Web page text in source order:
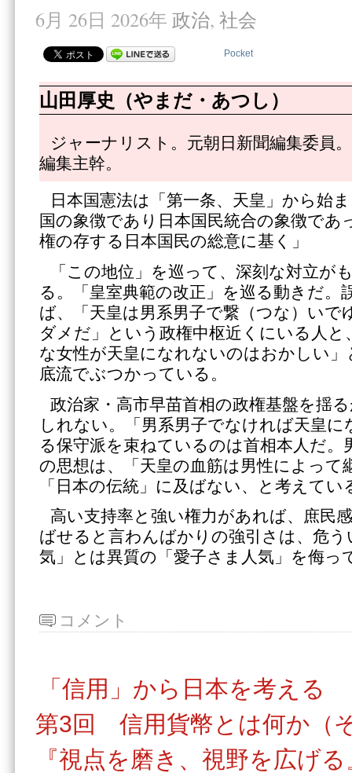
6月 26日 2026年 政治, 社会
Pocket
山田厚史（やまだ・あつし）
ジャーナリスト。元朝日新聞編集委員
編集主幹。
日本国憲法は「第一条、天皇」から始
国の象徴であり日本国民統合の象徴であ
権の存する日本国民の総意に基く」
「この地位」を巡って、深刻な対立が
る。「皇室典範の改正」を巡る動きだ。
ば、「天皇は男系男子で繋（つな）いで
ダメだ」という政権中枢近くにいる人と
な女性が天皇になれないのはおかしい
底流でぶつかっている。
政治家・高市早苗首相の政権基盤を揺
しれない。「男系男子でなければ天皇
る保守派を束ねているのは首相本人だ。
の思想は、「天皇の血筋は男性によって
「日本の伝統」に及ばない、と考えてい
高い支持率と強い権力があれば、庶民
ばせると言わんばかりの強引さは、危
気」とは異質の「愛子さま人気」を侮っ
コメント
「信用」から日本を考える
第3回 信用貨幣とは何か（
『視点を磨き、視野を広げ